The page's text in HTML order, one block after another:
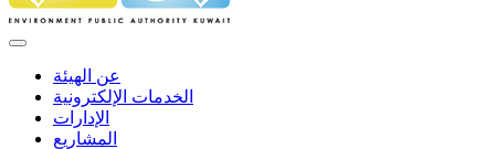
عن الهيئة
الخدمات الإلكترونية
الإدارات
المشاريع